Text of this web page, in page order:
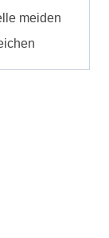
meiden